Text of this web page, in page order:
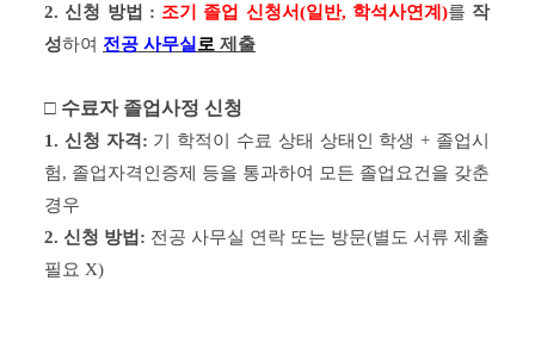
2. 신청 방법 : 조기 졸업 신청서(일반, 학석사연계)를 작
성하여 전공 사무실 로 제출
□ 수료자 졸업사정 신청
1. 신청 자격: 기 학적이 수료 상태 상태인 학생 + 졸업시
험, 졸업자격인증제 등을 통과하여 모든 졸업요건을 갖춘
경우
2. 신청 방법: 전공 사무실 연락 또는 방문(별도 서류 제출
필요 X)